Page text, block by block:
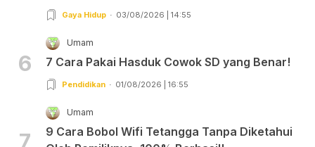
Gaya Hidup 03/08/2026 | 14:55
6
Umam
7 Cara Pakai Hasduk Cowok SD yang Benar!
Pendidikan 01/08/2026 | 16:55
7
Umam
9 Cara Bobol Wifi Tetangga Tanpa Diketahui